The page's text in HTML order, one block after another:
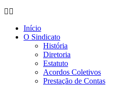
Início
O Sindicato
História
Diretoria
Estatuto
Acordos Coletivos
Prestação de Contas